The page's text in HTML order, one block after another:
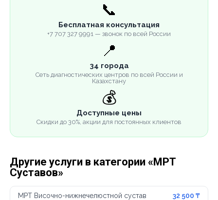
📞
Бесплатная консультация
+7 707 327 9991 — звонок по всей России
📍
34 города
Сеть диагностических центров по всей России и
Казахстану
💰
Доступные цены
Скидки до 30%, акции для постоянных клиентов
Другие услуги в категории «МРТ
Суставов»
МРТ Височно-нижнечелюстной сустав 32 500 ₸